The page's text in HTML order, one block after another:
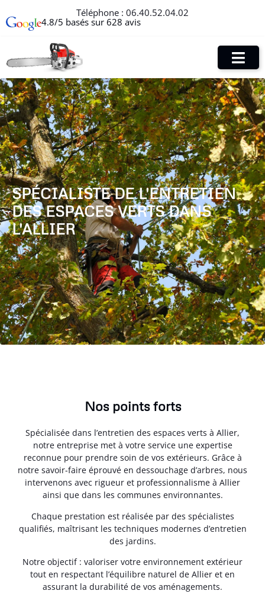
Téléphone : 06.40.52.04.02
4.8/5 basés sur 628 avis
SPÉCIALISTE DE L'ENTRETIEN
DES ESPACES VERTS DANS
L'ALLIER
Nos points forts
Spécialisée dans l’entretien des espaces verts à Allier,
notre entreprise met à votre service une expertise
reconnue pour prendre soin de vos extérieurs. Grâce à
notre savoir-faire éprouvé en dessouchage d’arbres, nous
intervenons avec rigueur et professionnalisme à Allier
ainsi que dans les communes environnantes.
Chaque prestation est réalisée par des spécialistes
qualifiés, maîtrisant les techniques modernes d’entretien
des jardins.
Notre objectif : valoriser votre environnement extérieur
tout en respectant l’équilibre naturel de Allier et en
assurant la durabilité de vos aménagements.